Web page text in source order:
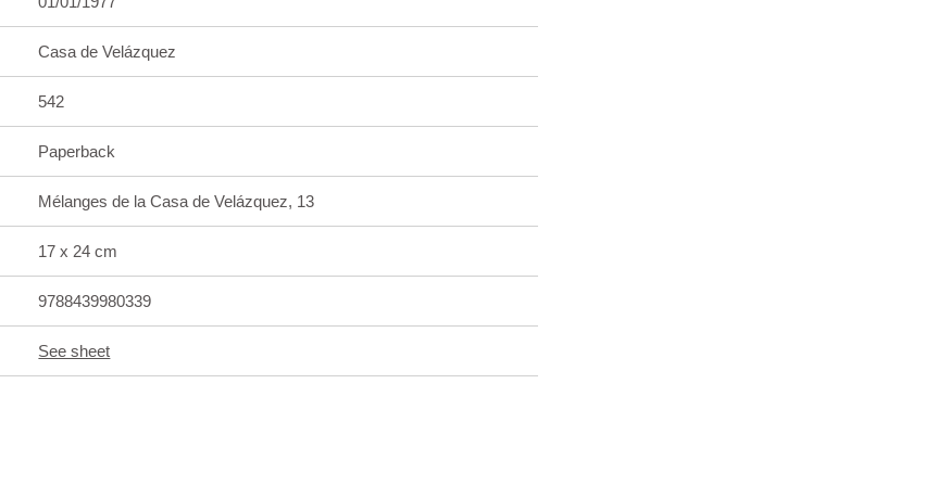
Casa de Velázquez
542
Paperback
Mélanges de la Casa de Velázquez, 13
17 x 24 cm
9788439980339
See sheet